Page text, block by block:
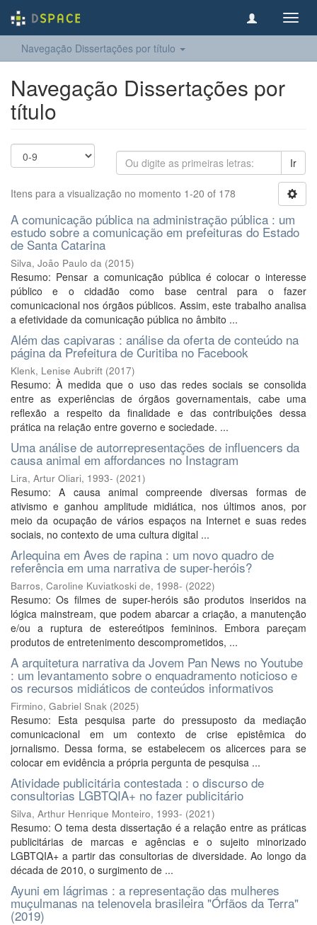
Navegação Dissertações por título
Navegação Dissertações por
título
Ir
Itens para a visualização no momento 1-20 of 178
A comunicação pública na administração pública : um
estudo sobre a comunicação em prefeituras do Estado
de Santa Catarina
Silva, João Paulo da (2015)
Resumo: Pensar a comunicação pública é colocar o interesse
público e o cidadão como base central para o fazer
comunicacional nos órgãos públicos. Assim, este trabalho analisa
a efetividade da comunicação pública no âmbito ...
Além das capivaras : análise da oferta de conteúdo na
página da Prefeitura de Curitiba no Facebook
Klenk, Lenise Aubrift (2017)
Resumo: À medida que o uso das redes sociais se consolida
entre as experiências de órgãos governamentais, cabe uma
reflexão a respeito da finalidade e das contribuições dessa
prática na relação entre governo e sociedade. ...
Uma análise de autorrepresentações de influencers da
causa animal em affordances no Instagram
Lira, Artur Oliari, 1993- (2021)
Resumo: A causa animal compreende diversas formas de
ativismo e ganhou amplitude midiática, nos últimos anos, por
meio da ocupação de vários espaços na Internet e suas redes
sociais, no contexto de uma cultura digital ...
Arlequina em Aves de rapina : um novo quadro de
referência em uma narrativa de super-heróis?
Barros, Caroline Kuviatkoski de, 1998- (2022)
Resumo: Os filmes de super-heróis são produtos inseridos na
lógica mainstream, que podem abarcar a criação, a manutenção
e/ou a ruptura de estereótipos femininos. Embora pareçam
produtos de entretenimento descomprometidos, ...
A arquitetura narrativa da Jovem Pan News no Youtube
: um levantamento sobre o enquadramento noticioso e
os recursos midiáticos de conteúdos informativos
Firmino, Gabriel Snak (2025)
Resumo: Esta pesquisa parte do pressuposto da mediação
comunicacional em um contexto de crise epistêmica do
jornalismo. Dessa forma, se estabelecem os alicerces para se
colocar em evidência a própria pergunta de pesquisa ...
Atividade publicitária contestada : o discurso de
consultorias LGBTQIA+ no fazer publicitário
Silva, Arthur Henrique Monteiro, 1993- (2021)
Resumo: O tema desta dissertação é a relação entre as práticas
publicitárias de marcas e agências e o sujeito minorizado
LGBTQIA+ a partir das consultorias de diversidade. Ao longo da
década de 2010, o surgimento de ...
Ayuni em lágrimas : a representação das mulheres
muçulmanas na telenovela brasileira "Órfãos da Terra"
(2019)